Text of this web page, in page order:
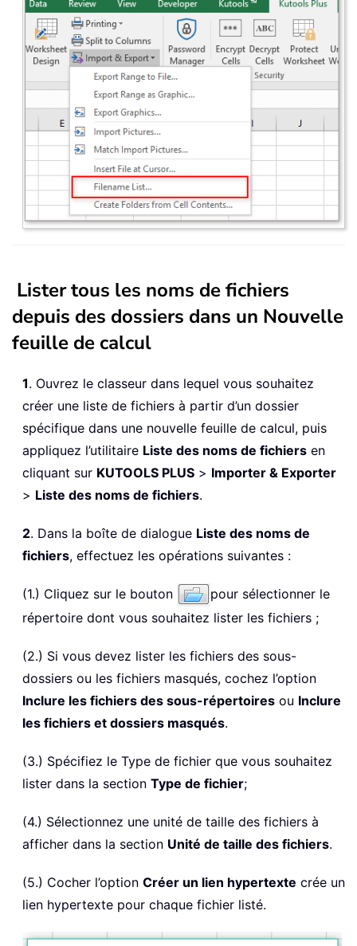
Lister tous les noms de fichiers
depuis des dossiers dans un Nouvelle
feuille de calcul
1. Ouvrez le classeur dans lequel vous souhaitez
créer une liste de fichiers à partir d’un dossier
spécifique dans une nouvelle feuille de calcul, puis
appliquez l’utilitaire Liste des noms de fichiers en
cliquant sur KUTOOLS PLUS > Importer & Exporter
> Liste des noms de fichiers.
2. Dans la boîte de dialogue Liste des noms de
fichiers, effectuez les opérations suivantes :
(1.) Cliquez sur le bouton
pour sélectionner le
répertoire dont vous souhaitez lister les fichiers ;
(2.) Si vous devez lister les fichiers des sous-
dossiers ou les fichiers masqués, cochez l’option
Inclure les fichiers des sous-répertoires ou Inclure
les fichiers et dossiers masqués.
(3.) Spécifiez le Type de fichier que vous souhaitez
lister dans la section Type de fichier;
(4.) Sélectionnez une unité de taille des fichiers à
afficher dans la section Unité de taille des fichiers.
(5.) Cocher l’option Créer un lien hypertexte crée un
lien hypertexte pour chaque fichier listé.